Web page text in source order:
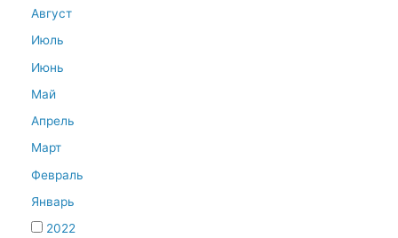
Август
Июль
Июнь
Май
Апрель
Март
Февраль
Январь
2022